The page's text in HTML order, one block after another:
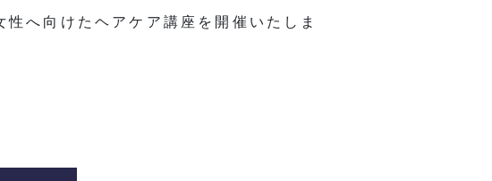
へ向けたヘアケア講座を開催いたしま